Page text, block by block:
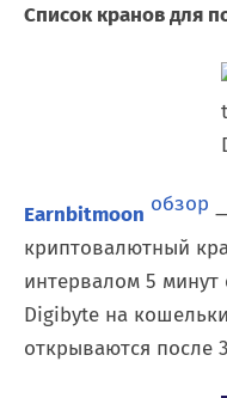
Список кранов для
Earnbitmoon обзор
криптовалютный
интервалом 5 минут
Digibyte на
открываются после